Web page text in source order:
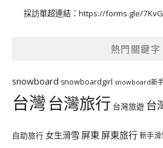
採訪單超連結： https://forms.gle/
熱門關鍵字
snowboard snowboardgirl snowboard新
台灣台灣旅行 台灣旅遊 台
自助旅行 女生滑雪 屏東 屏東旅行新手滑